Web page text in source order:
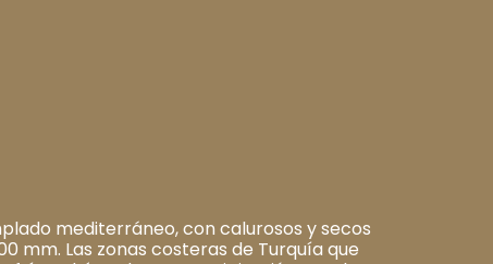
mediterráneo, con calurosos y secos
mm. Las zonas costeras de Turquía que